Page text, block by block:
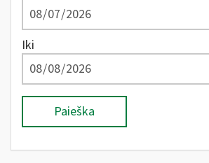
Iki
Paieška